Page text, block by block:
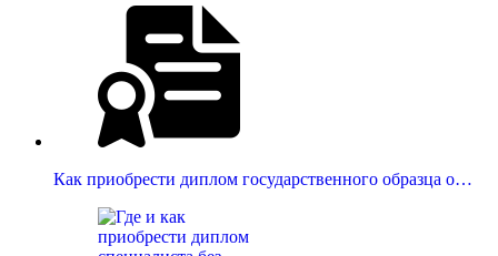
Как приобрести диплом государственного образца о…